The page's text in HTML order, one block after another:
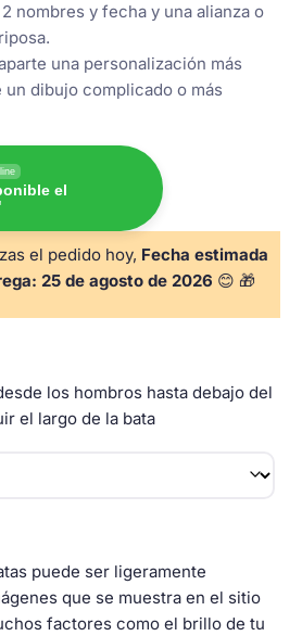
para Comunión:
para invitados
nombres y fecha y una alianza o
una personalización más
dibujo complicado o más
el
el pedido hoy, Fecha estimada
25 de agosto de 2026 😊 🎁
los hombros hasta debajo del
el largo de la bata
que se muestra en el sitio
factores como el brillo de tu